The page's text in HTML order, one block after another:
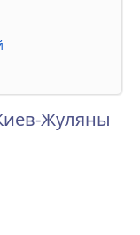
Жуляны